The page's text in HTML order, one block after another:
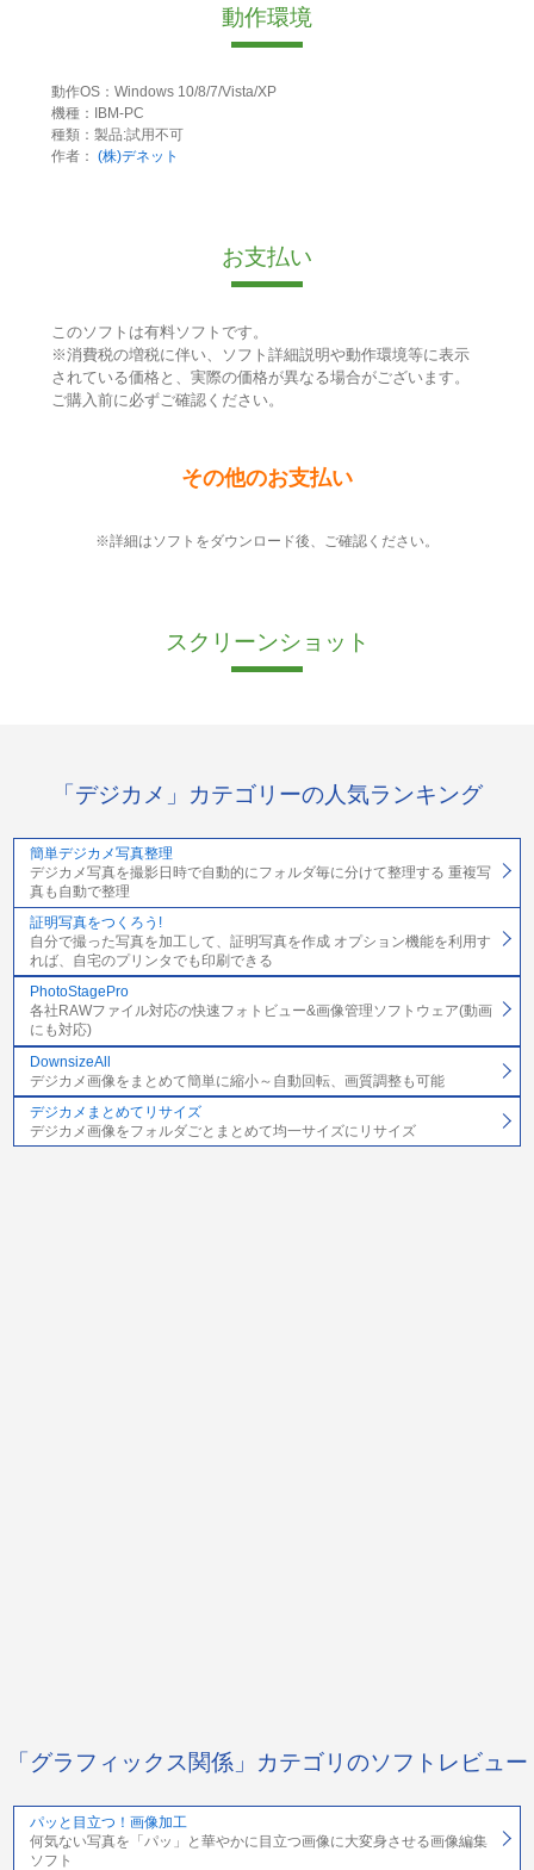
動作環境
動作OS：Windows 10/8/7/Vista/XP
機種：IBM-PC
種類：製品:試用不可
作者： (株)デネット
お支払い
このソフトは有料ソフトです。
※消費税の増税に伴い、ソフト詳細説明や動作環境等に表示
されている価格と、実際の価格が異なる場合がございます。
ご購入前に必ずご確認ください。
その他のお支払い
※詳細はソフトをダウンロード後、ご確認ください。
スクリーンショット
「デジカメ」カテゴリーの人気ランキング
簡単デジカメ写真整理
デジカメ写真を撮影日時で自動的にフォルダ毎に分けて整理する 重複写
真も自動で整理
証明写真をつくろう!
自分で撮った写真を加工して、証明写真を作成 オプション機能を利用す
れば、自宅のプリンタでも印刷できる
PhotoStagePro
各社RAWファイル対応の快速フォトビュー&画像管理ソフトウェア(動画
にも対応)
DownsizeAll
デジカメ画像をまとめて簡単に縮小～自動回転、画質調整も可能
デジカメまとめてリサイズ
デジカメ画像をフォルダごとまとめて均一サイズにリサイズ
「グラフィックス関係」カテゴリのソフトレビュー
パッと目立つ！画像加工
何気ない写真を「パッ」と華やかに目立つ画像に大変身させる画像編集
ソフト